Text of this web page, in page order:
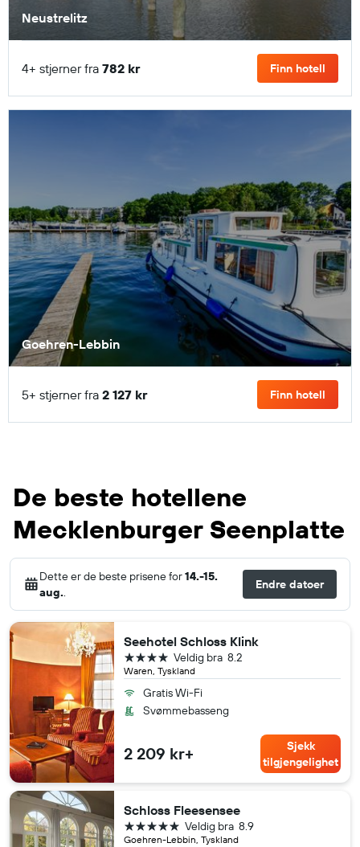
Neustrelitz
4+ stjerner fra 782 kr Finn hotell
Goehren-Lebbin
5+ stjerner fra 2 127 kr Finn hotell
De beste hotellene
Mecklenburger Seenplatte
Dette er de beste prisene for14.-15.
aug..
Endre datoer
Seehotel Schloss Klink
Waren, Tyskland
8.2
Veldig bra
4 stjerner
Gratis Wi-Fi
Svømmebasseng
2 209 kr+
Sjekk
tilgjengelighet
Schloss Fleesensee
Goehren-Lebbin, Tyskland
8.9
Veldig bra
5 stjerner